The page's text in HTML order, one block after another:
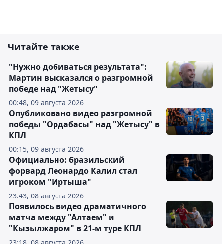
Читайте также
00:48, 09 августа 2026
"Нужно добиваться результата":
Мартин высказался о разгромной
победе над "Жетысу"
00:15, 09 августа 2026
Опубликовано видео разгромной
победы "Ордабасы" над "Жетысу" в
КПЛ
23:43, 08 августа 2026
Официально: бразильский
форвард Леонардо Калил стал
игроком "Иртыша"
Появилось видео драматичного
матча между "Алтаем" и
"Кызылжаром" в 21-м туре КПЛ